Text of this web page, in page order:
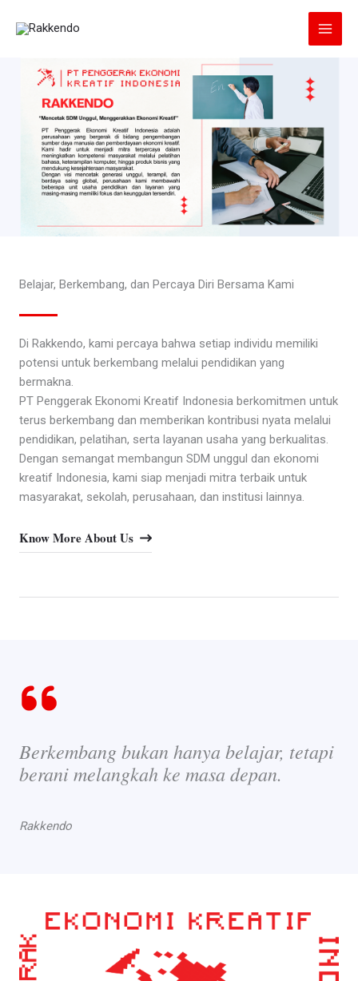
Belajar, Berkembang, dan Percaya Diri Bersama Kami
Di Rakkendo, kami percaya bahwa setiap individu memiliki
potensi untuk berkembang melalui pendidikan yang
bermakna.
PT Penggerak Ekonomi Kreatif Indonesia berkomitmen untuk
terus berkembang dan memberikan kontribusi nyata melalui
pendidikan, pelatihan, serta layanan usaha yang berkualitas.
Dengan semangat membangun SDM unggul dan ekonomi
kreatif Indonesia, kami siap menjadi mitra terbaik untuk
masyarakat, sekolah, perusahaan, dan institusi lainnya.
Know More About Us
Berkembang bukan hanya belajar, tetapi
berani melangkah ke masa depan.
Rakkendo